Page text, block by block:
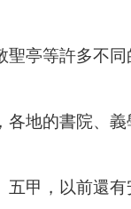
亭等許多不
地的書院、
甲，以前還